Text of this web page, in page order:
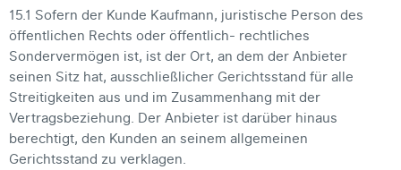
15.1 Sofern der Kunde Kaufmann, juristische Person des
öffentlichen Rechts oder öffentlich- rechtliches
Sondervermögen ist, ist der Ort, an dem der Anbieter
seinen Sitz hat, ausschließlicher Gerichtsstand für alle
Streitigkeiten aus und im Zusammenhang mit der
Vertragsbeziehung. Der Anbieter ist darüber hinaus
berechtigt, den Kunden an seinem allgemeinen
Gerichtsstand zu verklagen.